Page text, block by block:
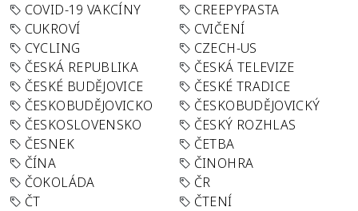
COVID-19 VAKCÍNY
CREEPYPASTA
CUKROVÍ
CVIČENÍ
CYCLING
CZECH-US
ČESKÁ REPUBLIKA
ČESKÁ TELEVIZE
ČESKÉ BUDĚJOVICE
ČESKÉ TRADICE
ČESKOBUDĚJOVICKO
ČESKOBUDĚJOVICKÝ
ČESKOSLOVENSKO
ČESKÝ ROZHLAS
ČESNEK
ČETBA
ČÍNA
ČINOHRA
ČOKOLÁDA
ČR
ČT
ČTENÍ